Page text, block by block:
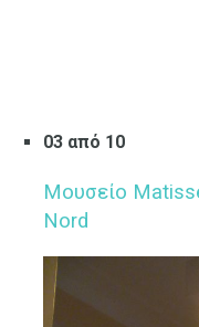
03 από 10
Μουσείο
Nord